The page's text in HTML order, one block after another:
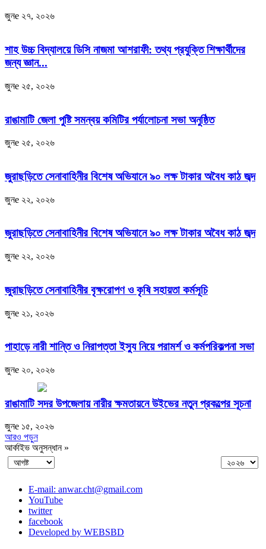
জুনe ২৭, ২০২৬
শাহ উচ্চ বিদ্যালয়ে ডিসি নাজমা আশরাফী: তথ্য প্রযুক্তি শিক্ষার্থীদের
জন্য জ্ঞান...
জুনe ২৫, ২০২৬
রাঙামাটি জেলা পুষ্টি সমন্বয় কমিটির পর্যালোচনা সভা অনুষ্ঠিত
জুনe ২৫, ২০২৬
জুরাছড়িতে সেনাবাহিনীর বিশেষ অভিযানে ৯০ লক্ষ টাকার অবৈধ কাঠ জব্দ
জুনe ২২, ২০২৬
জুরাছড়িতে সেনাবাহিনীর বিশেষ অভিযানে ৯০ লক্ষ টাকার অবৈধ কাঠ জব্দ
জুনe ২২, ২০২৬
জুরাছড়িতে সেনাবাহিনীর বৃক্ষরোপণ ও কৃষি সহায়তা কর্মসূচি
জুনe ২১, ২০২৬
পাহাড়ে নারী শান্তি ও নিরাপত্তা ইস্যু নিয়ে পরামর্শ ও কর্মপরিকল্পনা সভা
জুনe ২০, ২০২৬
রাঙামাটি সদর উপজেলায় নারীর ক্ষমতায়নে উইভের নতুন প্রকল্পের সূচনা
জুনe ১৫, ২০২৬
আরও পড়ুন
আর্কাইভ অনুসন্ধান »
E-mail: anwar.cht@gmail.com
YouTube
twitter
facebook
Developed by WEBSBD